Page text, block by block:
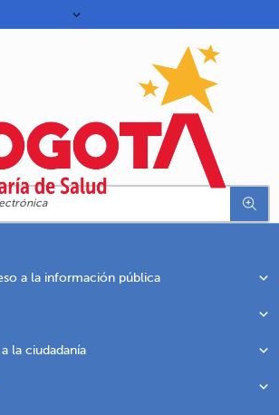
a la información pública
la ciudadanía